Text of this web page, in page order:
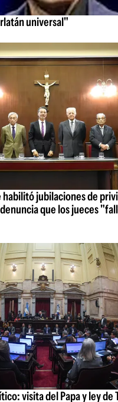
universal"
habilitó jubilaciones de
que los jueces
visita del Papa y ley de